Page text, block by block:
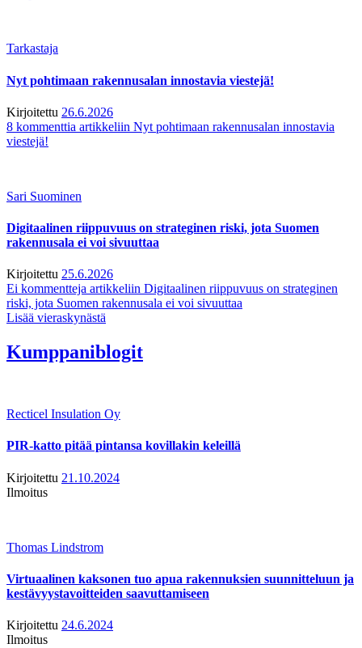
Tarkastaja
Nyt pohtimaan rakennusalan innostavia viestejä!
Kirjoitettu 26.6.2026
8 kommenttia artikkeliin Nyt pohtimaan rakennusalan innostavia
viestejä!
Sari Suominen
Digitaalinen riippuvuus on strateginen riski, jota Suomen
rakennusala ei voi sivuuttaa
Kirjoitettu 25.6.2026
Ei kommentteja artikkeliin Digitaalinen riippuvuus on strateginen
riski, jota Suomen rakennusala ei voi sivuuttaa
Lisää vieraskynästä
Kumppaniblogit
Recticel Insulation Oy
PIR-katto pitää pintansa kovillakin keleillä
Kirjoitettu 21.10.2024
Ilmoitus
Thomas Lindstrom
Virtuaalinen kaksonen tuo apua rakennuksien suunnitteluun ja
kestävyystavoitteiden saavuttamiseen
Kirjoitettu 24.6.2024
Ilmoitus